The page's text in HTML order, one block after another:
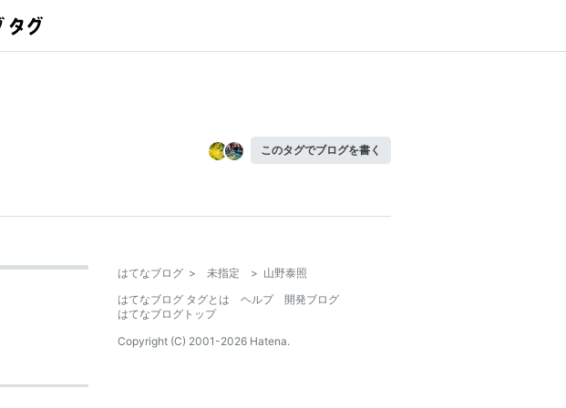
このタグでブログを書く
はてなブログ > 未指定 > 山野泰照
はてなブログ タグとは
ヘルプ
開発ブログ
はてなブログトップ
Copyright (C) 2001-2026 Hatena.